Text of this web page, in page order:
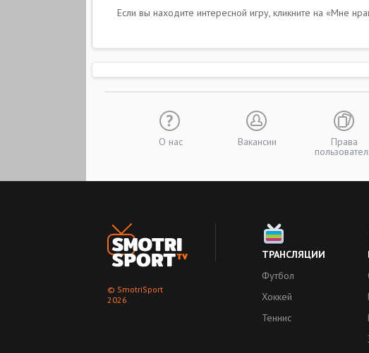
Если вы находите интересной игру, кликните на «Мне
О нас Вакансии Права
© SmotriSport
2026
ТРАНСЛЯЦИИ
Футбол
Хоккей
Теннис